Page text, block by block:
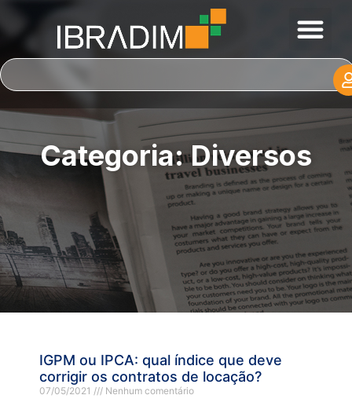
Categoria: Diversos
IGPM ou IPCA: qual índice que deve
corrigir os contratos de locação?
07/05/2021 Nenhum comentário